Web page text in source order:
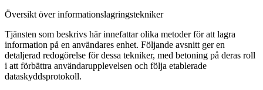
Översikt över informationslagringstekniker
Tjänsten som beskrivs här innefattar olika metoder för att lagra
information på en användares enhet. Följande avsnitt ger en
detaljerad redogörelse för dessa tekniker, med betoning på deras roll
i att förbättra användarupplevelsen och följa etablerade
dataskyddsprotokoll.